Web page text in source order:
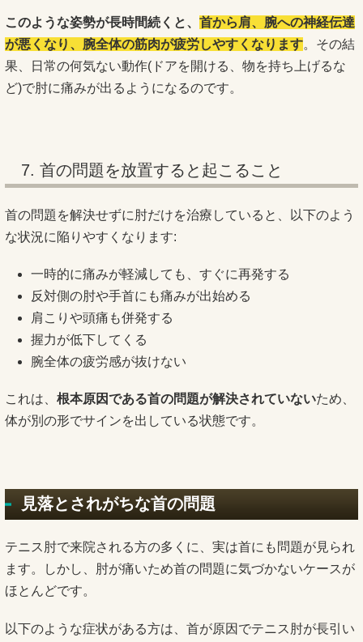
このような姿勢が長時間続くと、 首から肩、腕への神経伝達
が悪くなり、腕全体の筋肉が疲労しやすくなります。その結
果、日常の何気ない動作(ドアを開ける、物を持ち上げるな
ど)で肘に痛みが出るようになるのです。
7. 首の問題を放置すると起こること
首の問題を解決せずに肘だけを治療していると、以下のよう
な状況に陥りやすくなります:
一時的に痛みが軽減しても、すぐに再発する
反対側の肘や手首にも痛みが出始める
肩こりや頭痛も併発する
握力が低下してくる
腕全体の疲労感が抜けない
これは、 根本原因である首の問題が解決されていないため、
体が別の形でサインを出している状態です。
見落とされがちな首の問題
テニス肘で来院される方の多くに、実は首にも問題が見られ
ます。しかし、肘が痛いため首の問題に気づかないケースが
ほとんどです。
以下のような症状がある方は、首が原因でテニス肘が長引い